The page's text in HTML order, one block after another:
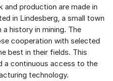
and production are made in
in Lindesberg, a small town
history in mining. The
cooperation with selected
best in their fields. This
a continuous access to the
technology.